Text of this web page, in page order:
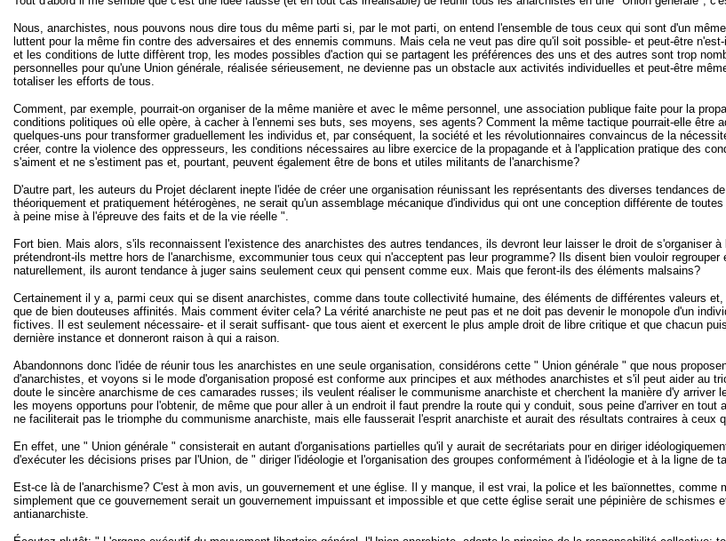
Nous, anarchistes, nous pouvons nous dire tous du même parti si, par le mot parti, on entend l'ensemble de tous ceux qui sont d'un
luttent pour la même fin contre des adversaires et des ennemis communs. Mais cela ne veut pas dire qu'il soit possible- et peut-être
et les conditions de lutte diffèrent trop, les modes possibles d'action qui se partagent les préférences des uns et des autres sont trop
personnelles pour qu'une Union générale, réalisée sérieusement, ne devienne pas un obstacle aux activités individuelles et peut-être
totaliser les efforts de tous.
Comment, par exemple, pourrait-on organiser de la même manière et avec le même personnel, une association publique faite pour la
conditions politiques où elle opère, à cacher à l'ennemi ses buts, ses moyens, ses agents? Comment la même tactique pourrait-elle être
quelques-uns pour transformer graduellement les individus et, par conséquent, la société et les révolutionnaires convaincus de la
créer, contre la violence des oppresseurs, les conditions nécessaires au libre exercice de la propagande et à l'application pratique des
s'aiment et ne s'estiment pas et, pourtant, peuvent également être de bons et utiles militants de l'anarchisme?
D'autre part, les auteurs du Projet déclarent inepte l'idée de créer une organisation réunissant les représentants des diverses tendances
théoriquement et pratiquement hétérogènes, ne serait qu'un assemblage mécanique d'individus qui ont une conception différente de
à peine mise à l'épreuve des faits et de la vie réelle ".
Fort bien. Mais alors, s'ils reconnaissent l'existence des anarchistes des autres tendances, ils devront leur laisser le droit de s'organiser
prétendront-ils mettre hors de l'anarchisme, excommunier tous ceux qui n'acceptent pas leur programme? Ils disent bien vouloir
naturellement, ils auront tendance à juger sains seulement ceux qui pensent comme eux. Mais que feront-ils des éléments malsains?
Certainement il y a, parmi ceux qui se disent anarchistes, comme dans toute collectivité humaine, des éléments de différentes valeurs
que de bien douteuses affinités. Mais comment éviter cela? La vérité anarchiste ne peut pas et ne doit pas devenir le monopole d'un
fictives. Il est seulement nécessaire- et il serait suffisant- que tous aient et exercent le plus ample droit de libre critique et que chacun
dernière instance et donneront raison à qui a raison.
Abandonnons donc l'idée de réunir tous les anarchistes en une seule organisation, considérons cette " Union générale " que nous
d'anarchistes, et voyons si le mode d'organisation proposé est conforme aux principes et aux méthodes anarchistes et s'il peut aider au
doute le sincère anarchisme de ces camarades russes; ils veulent réaliser le communisme anarchiste et cherchent la manière d'y
les moyens opportuns pour l'obtenir, de même que pour aller à un endroit il faut prendre la route qui y conduit, sous peine d'arriver en
ne faciliterait pas le triomphe du communisme anarchiste, mais elle fausserait l'esprit anarchiste et aurait des résultats contraires à ceux
En effet, une " Union générale " consisterait en autant d'organisations partielles qu'il y aurait de secrétariats pour en diriger
d'exécuter les décisions prises par l'Union, de " diriger l'idéologie et l'organisation des groupes conformément à l'idéologie et à la ligne de
Est-ce là de l'anarchisme? C'est à mon avis, un gouvernement et une église. Il y manque, il est vrai, la police et les baïonnettes,
simplement que ce gouvernement serait un gouvernement impuissant et impossible et que cette église serait une pépinière de
antianarchiste.